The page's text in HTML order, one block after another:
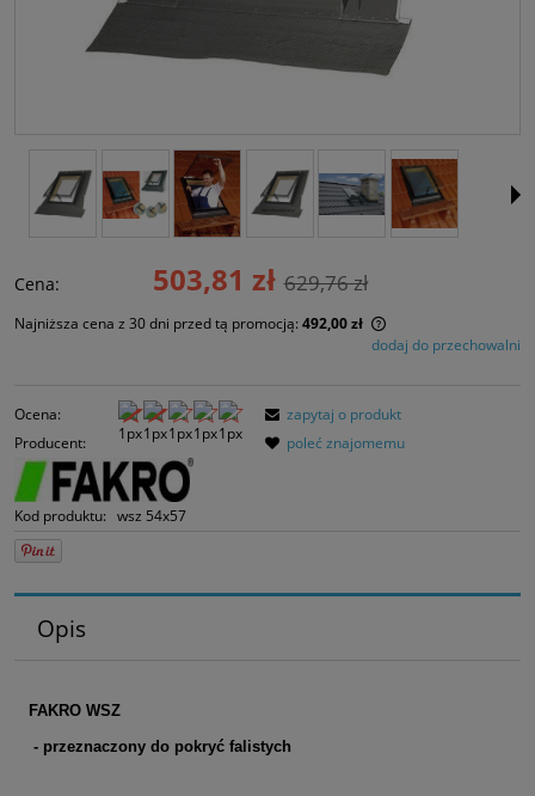
Cena: 503,81 zł 629,76 zł
Najniższa cena z 30 dni przed tą promocją: 492,00 zł
Jeżeli produkt jest
sprzedaży.
dodaj do przechowalni
Ocena:
Producent:
Kod produktu: wsz 54x57
zapytaj o produkt
poleć znajomemu
Opis
FAKRO WSZ
- przeznaczony do pokryć falistych